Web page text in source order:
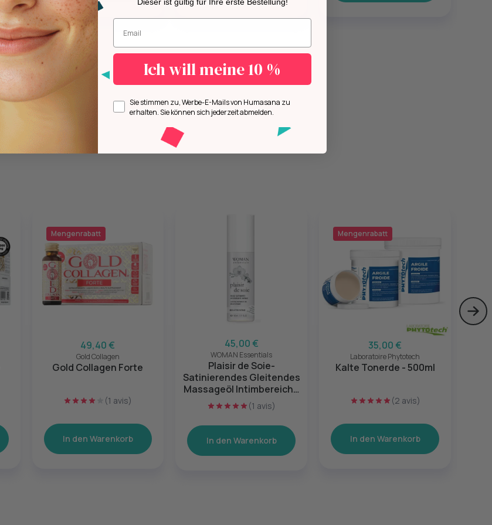
Mengenrabatt
49,40 €
Gold Collagen
Gold Collagen Forte
(1 avis)
In den Warenkorb
45,00 €
WOMAN Essentials
Plaisir de Soie-
Satinierendes Gleitendes
Massageöl Intimbereich -
110ml(1 avis)
In den Warenkorb
Mengenrabatt
35,00 €
Laboratoire Phytotech
Kalte Tonerde - 500ml
(2 avis)
In den Warenkorb
Geben Sie Ihre E-Mail-Adresse ein.
Ich will meine 10 %
Opt inSie stimmen zu, Werbe-E-Mails von Humasana zu
erhalten. Sie können sich jederzeit abmelden.